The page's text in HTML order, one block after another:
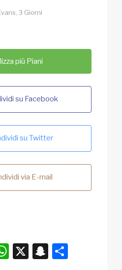
3 Giorni
più Piani
su Facebook
su Twitter
via E-mail
W X
S